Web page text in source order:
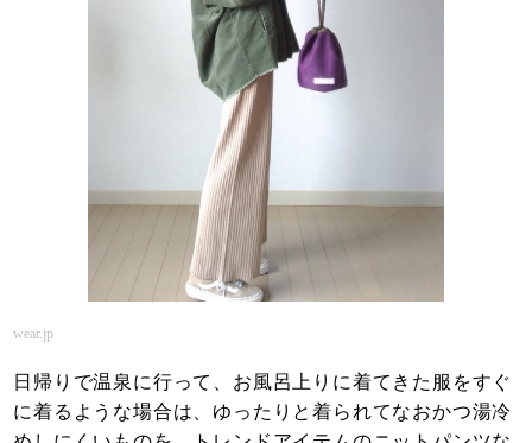
wear.jp
日帰りで温泉に行って、お風呂上りに着てきた服をすぐ
に着るような場合は、ゆったりと着られてなおかつ湯冷